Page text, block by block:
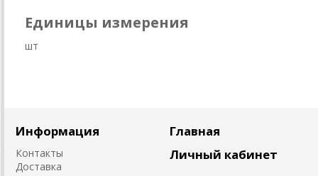
Единицы измерения
шт
Информация
Контакты
Доставка
Главная
Личный кабинет